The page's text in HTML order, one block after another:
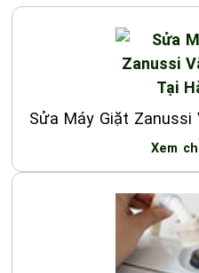
Sửa Máy Giặt Zanussi
Xem